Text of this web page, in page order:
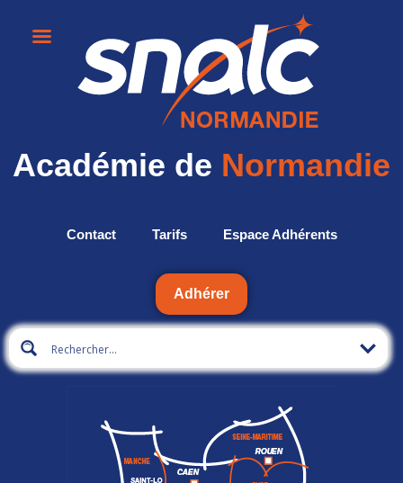
Académie de Normandie
Contact Tarifs Espace Adhérents
Adhérer